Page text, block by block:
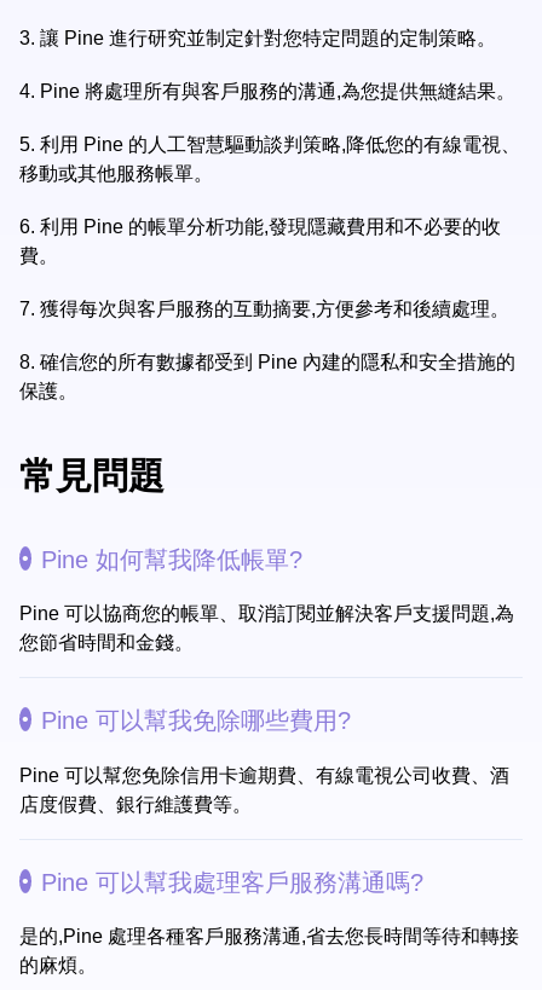
3. 讓 Pine 進行研究並制定針對您特定問題的定制策略。
4. Pine 將處理所有與客戶服務的溝通,為您提供無縫結果。
5. 利用 Pine 的人工智慧驅動談判策略,降低您的有線電視、
移動或其他服務帳單。
6. 利用 Pine 的帳單分析功能,發現隱藏費用和不必要的收
費。
7. 獲得每次與客戶服務的互動摘要,方便參考和後續處理。
8. 確信您的所有數據都受到 Pine 內建的隱私和安全措施的
保護。
常見問題
Pine 如何幫我降低帳單?
Pine 可以協商您的帳單、取消訂閱並解決客戶支援問題,為
您節省時間和金錢。
Pine 可以幫我免除哪些費用?
Pine 可以幫您免除信用卡逾期費、有線電視公司收費、酒
店度假費、銀行維護費等。
Pine 可以幫我處理客戶服務溝通嗎?
是的,Pine 處理各種客戶服務溝通,省去您長時間等待和轉接
的麻煩。